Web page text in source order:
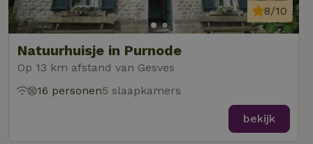
Natuurhuisje in Purnode
Op 13 km afstand van Gesves
8/10
16 personen5 slaapkamers
bekijk